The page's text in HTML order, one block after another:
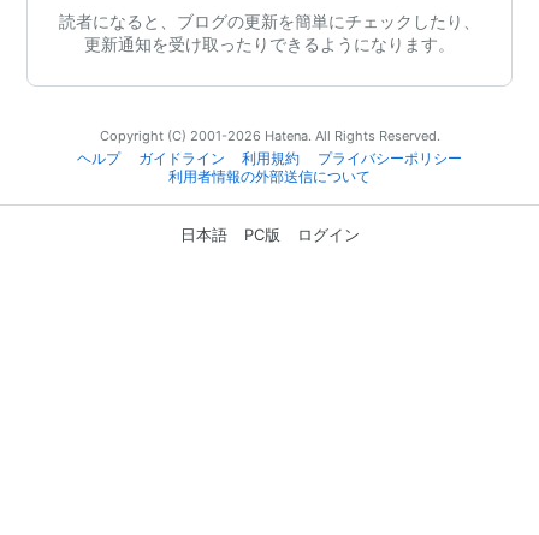
読者になると、ブログの更新を簡単にチェックしたり、
更新通知を受け取ったりできるようになります。
Copyright (C) 2001-2026 Hatena. All Rights Reserved.
ヘルプ
ガイドライン 利用規約
プライバシーポリシー
利用者情報の外部送信について
日本語 PC版 ログイン